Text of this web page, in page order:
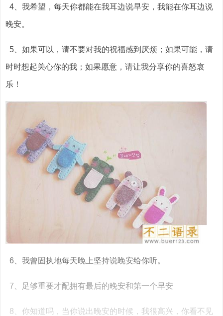
4、我希望，每天你都能在我耳边说早安，我能在你耳边说
晚安。
5、如果可以，请不要对我的祝福感到厌烦；如果可能，请
时时想起关心你的我；如果愿意，请让我分享你的喜怒哀
乐！
6、我曾固执地每天晚上坚持说晚安给你听。
7、足够重要才配拥有最后的晚安和第一个早安
8、你知道吗，当你说出晚安的时候，我很高兴，你看不见